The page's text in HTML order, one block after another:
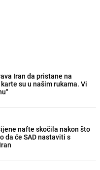
Iran da pristane na
su u našim rukama. Vi
nafte skočila nakon što
da će SAD nastaviti s